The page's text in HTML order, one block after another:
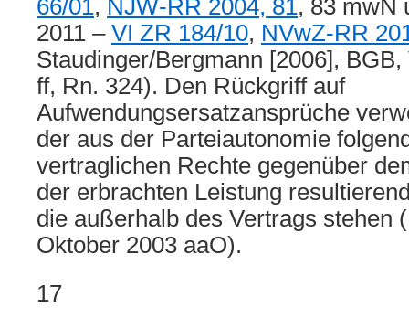
66/01, NJW-RR 2004, 81, 83 mwN
2011 – VI ZR 184/10, NVwZ-RR
Staudinger/Bergmann [2006],
ff, Rn. 324). Den Rückgriff auf
Aufwendungsersatzansprüche
der aus der Parteiautonomie
vertraglichen Rechte gegenüber
der erbrachten Leistung
die außerhalb des Vertrags stehen
Oktober 2003 aaO).
17